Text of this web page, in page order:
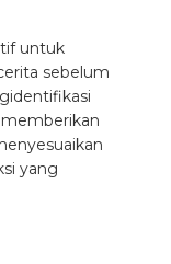
untuk
sebelum
yang